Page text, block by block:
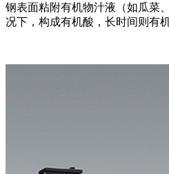
钢表面粘附有机物汁液（如瓜菜
况下，构成有机酸，长时间则有